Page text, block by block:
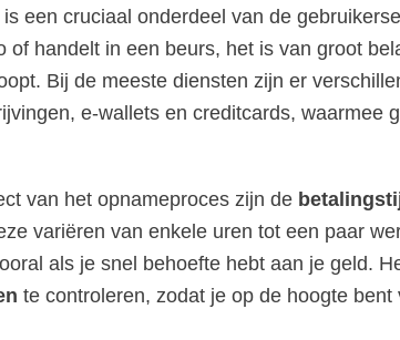
een cruciaal onderdeel van de
of handelt in een beurs, het is van groot
Bij de meeste diensten zijn er
e-wallets en creditcards, waarmee
van het opnameproces zijn de
variëren van enkele uren tot een paar
als je snel behoefte hebt aan je geld.
te controleren, zodat je op de hoogte bent